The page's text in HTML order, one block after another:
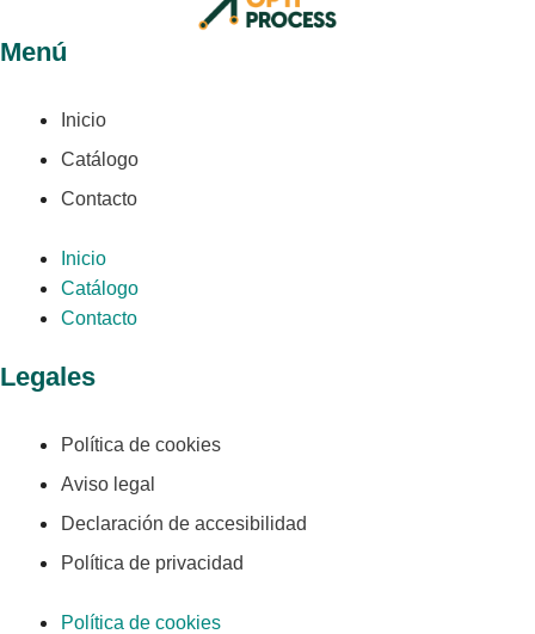
Menú
Inicio
Catálogo
Contacto
Inicio
Catálogo
Contacto
Legales
Política de cookies
Aviso legal
Declaración de accesibilidad
Política de privacidad
Política de cookies